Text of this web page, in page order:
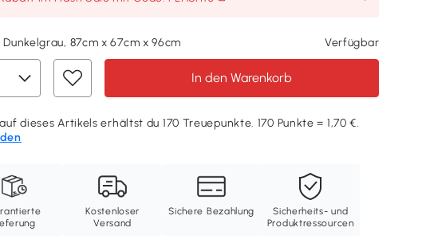
Dunkelgrau, 87cm x 67cm x 96cm Verfügbar
In den Warenkorb
dieses Artikels erhältst du 170 Treuepunkte. 170 Punkte = 1,70 €.
Kostenloser
Versand
Sichere Bezahlung
Sicherheits- und
Produktressourcen